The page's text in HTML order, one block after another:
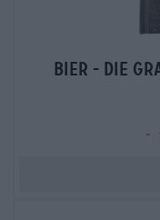
bier - die
-